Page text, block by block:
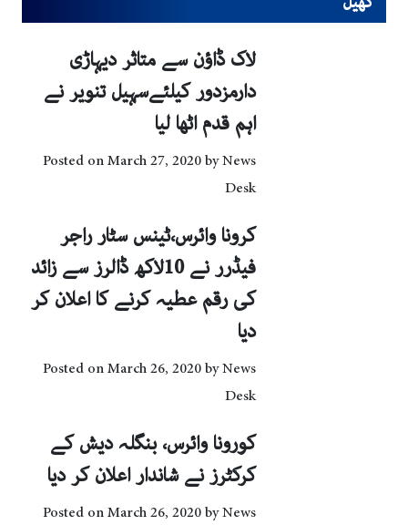
لاک ڈاؤن سے متاثر دیہاڑی
دارمزدور کیلئےسہیل تنویر نے
اہم قدم اٹھا لیا
Posted onMarch 27, 2020byNews
Desk
کرونا وائرس،ٹینس سٹار راجر
فیڈرر نے 10لاکھ ڈالرز سے زائد
کی رقم عطیہ کرنے کا اعلان کر
دیا
Posted onMarch 26, 2020byNews
Desk
کورونا وائرس، بنگلہ دیش کے
کرکٹرز نے شاندار اعلان کر دیا
Posted onMarch 26, 2020byNews